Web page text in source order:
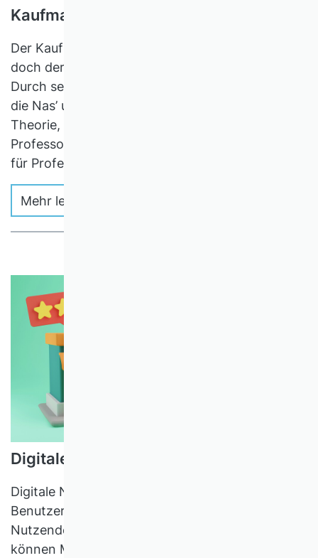
Kaufmann als Gelehrter?
Der Kaufmann will Gelehrter sein? Behüt’ uns
doch der Himmel! Erfahrung leitet ihn allein
Durch sein Berufsgetümmel. Lasst Seewind ihm
die Nas’ umwehn, Zur That ist er geboren; Die
Theorie, die lass’ er stehn, Die ist für
Professoren! Valleri, vallera, valleri, vallera, Die ist
für Professoren! […] (Gildemeister, 1901)
Mehr lesen
Digitales Nudging
Digitale Nudges—kleine „Stupser“ auf
Benutzeroberflächen, die das Verhalten von
Nutzenden auf vorhersehbare Weise lenken—
können Menschen dabei helfen, für sie